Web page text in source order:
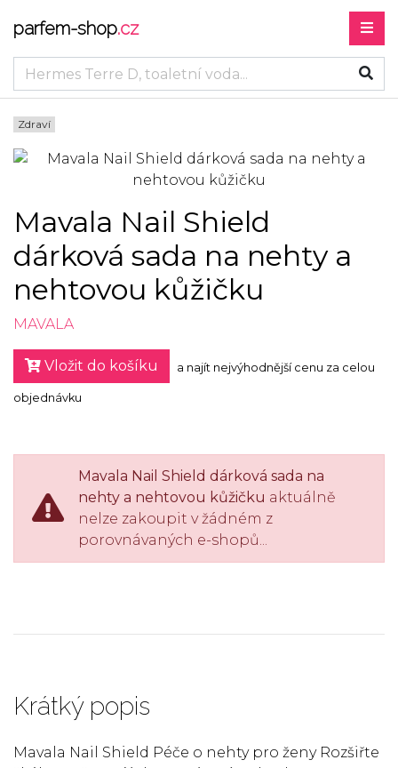
parfem-shop.cz
Zdraví
Mavala Nail Shield
dárková sada na nehty a
nehtovou kůžičku
MAVALA
Vložit do košíku a najít nejvýhodnější cenu za celou
objednávku
Mavala Nail Shield dárková sada na
nehty a nehtovou kůžičku aktuálně
nelze zakoupit v žádném z
porovnávaných e-shopů...
Krátký popis
Mavala Nail Shield Péče o nehty pro ženy Rozšiřte